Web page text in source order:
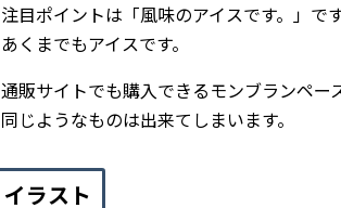
注目ポイントは「風味のアイスです。」で
あくまでもアイスです。
通販サイトでも購入できるモンブランペー
同じようなものは出来てしまいます。
イラスト